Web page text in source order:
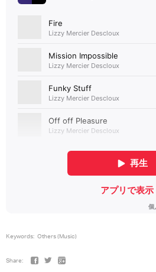
Keywords: Others (Music)
Share: